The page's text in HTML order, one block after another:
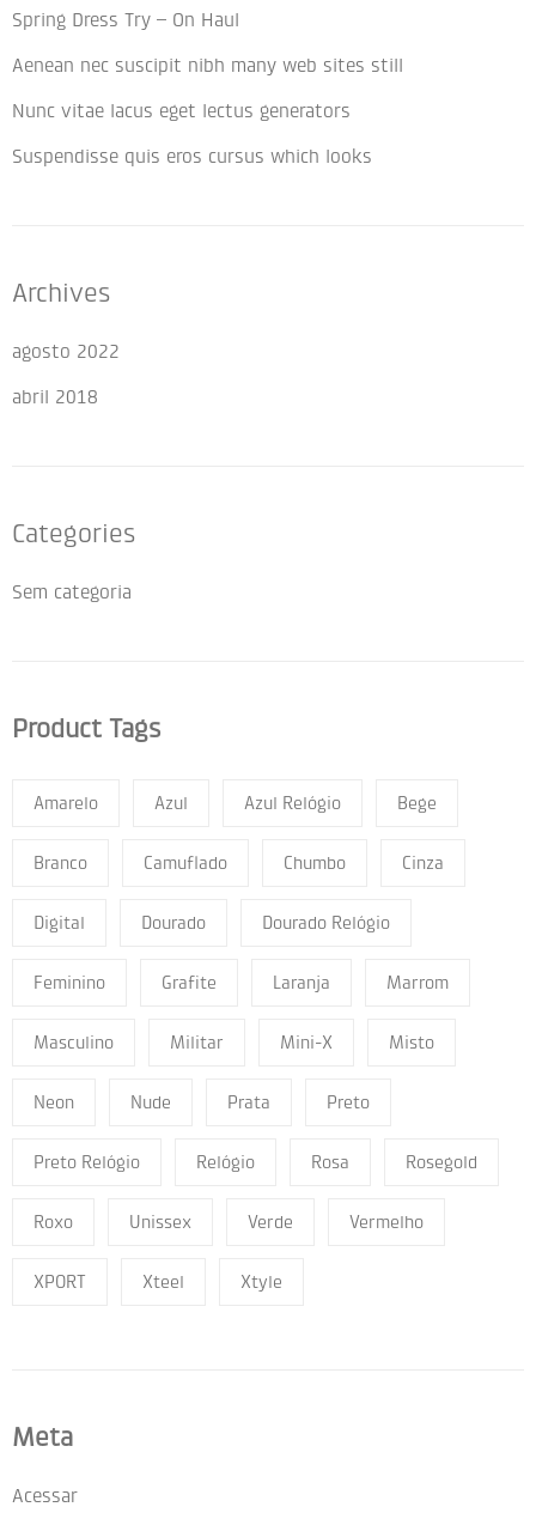
Spring Dress Try – On Haul
Aenean nec suscipit nibh many web sites still
Nunc vitae lacus eget lectus generators
Suspendisse quis eros cursus which looks
Archives
agosto 2022
abril 2018
Categories
Sem categoria
Product Tags
Amarelo Azul Azul Relógio Bege
Branco Camuflado Chumbo Cinza
Digital Dourado Dourado Relógio
Feminino Grafite Laranja Marrom
Masculino Militar Mini-X Misto
Neon Nude Prata Preto
Preto Relógio Relógio Rosa Rosegold
Roxo Unissex Verde Vermelho
XPORT Xteel Xtyle
Meta
Acessar